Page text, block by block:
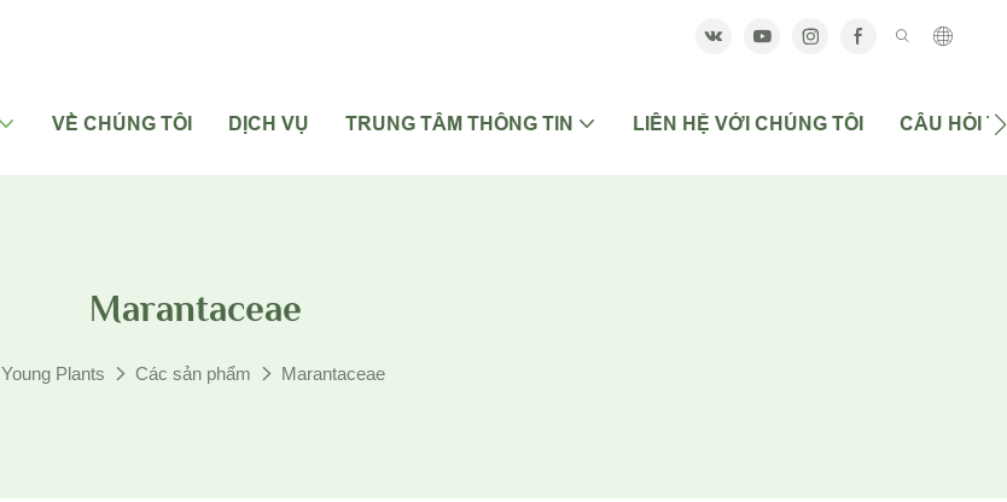
VỀ CHÚNG TÔI DỊCH VỤ TRUNG TÂM THÔNG TIN LIÊN HỆ VỚI CHÚNG TÔI CÂU HỎI
Marantaceae
Young Plants Các sản phẩm Marantaceae